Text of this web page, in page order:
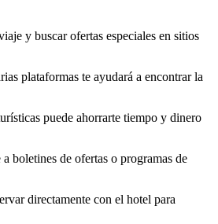
y buscar ofertas especiales en sitios
plataformas te ayudará a encontrar la
puede ahorrarte tiempo y dinero
boletines de ofertas o programas de
directamente con el hotel para